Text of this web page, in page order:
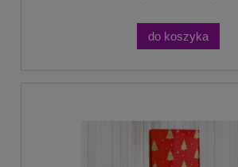
do koszyka